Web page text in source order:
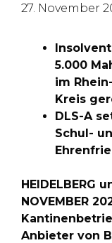
27. November
5.000
im
Kreis
DLS-A
Schul-
HEIDELBERG
NOVEMBER
Anbieter von